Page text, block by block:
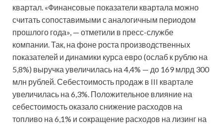
квартал. «Финансовые показатели квартала можно
считать сопоставимыми с аналогичным периодом
прошлого года», — отметили в пресс-службе
компании. Так, на фоне роста производственных
показателей и динамики курса евро (ослаб к рублю на
5,8%) выручка увеличилась на 4,4% — до 169 млрд 300
млн рублей. Себестоимость продаж в III квартале
увеличилась на 6,3%. Положительное влияние на
себестоимость оказало снижение расходов на
топливо на 6,1% и сокращение расходов на лизинг на